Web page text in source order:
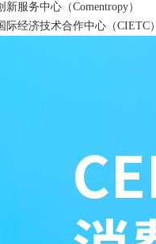
服务中心（Comentropy）
际经济技术合作中心（CIETC）